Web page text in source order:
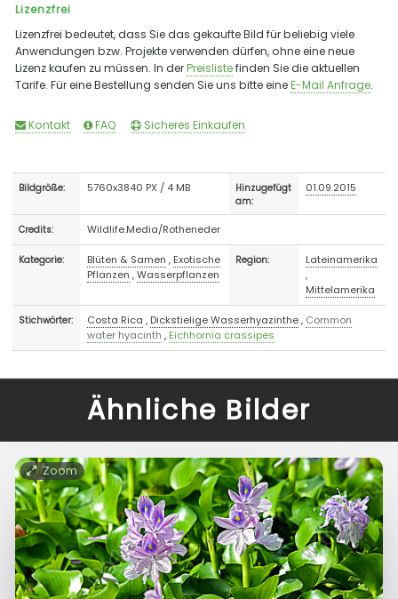
Lizenzfrei
Lizenzfrei bedeutet, dass Sie das gekaufte Bild für beliebig viele
Anwendungen bzw. Projekte verwenden dürfen, ohne eine neue
Lizenz kaufen zu müssen. In derPreislistefinden Sie die aktuellen
Tarife. Für eine Bestellung senden Sie uns bitte eineE-Mail Anfrage.
Kontakt FAQ Sicheres Einkaufen
Bildgröße: 5760x3840 PX / 4 MB
Hinzugefügt
am:
01.09.2015
Credits: Wildlife.Media/Rotheneder
Kategorie: Blüten & Samen , Exotische
Pflanzen ,Wasserpflanzen
Region:
Lateinamerika
,
Mittelamerika
Stichwörter: Costa Rica , Dickstielige Wasserhyazinthe, Common
water hyacinth , Eichhornia crassipes
Ähnliche Bilder
Zoom